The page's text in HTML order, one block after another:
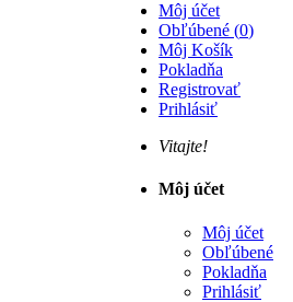
Môj účet
Obľúbené (0)
Môj Košík
Pokladňa
Registrovať
Prihlásiť
Vitajte!
Môj účet
Môj účet
Obľúbené
Pokladňa
Prihlásiť